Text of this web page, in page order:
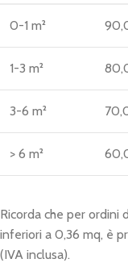
0-1 m²
1-3 m²
3-6 m²
> 6 m²
Ricorda che per ordini
inferiori a 0,36 mq, è
(IVA inclusa).